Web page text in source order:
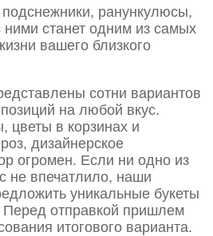
ранункулюсы,
станет одним из самых
вашего близкого
сотни вариантов
на любой вкус.
цветы в корзинах и
дизайнерское
огромен. Если ни одно из
не впечатлило, наши
уникальные букеты
отправкой пришлем
итогового варианта.